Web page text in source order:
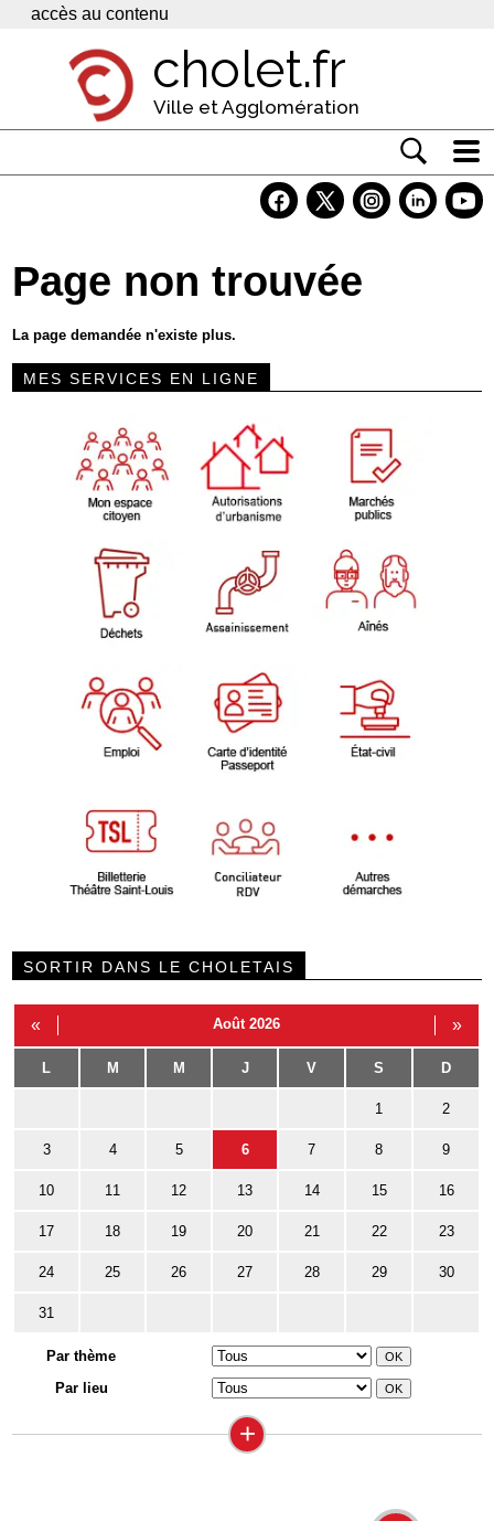
Panneau de gestion des cookies
accès au contenu
cholet.fr
Ville et Agglomération
Economie
Services
Contacts
Page non trouvée
La page demandée n'existe plus.
MES SERVICES EN LIGNE
SORTIR DANS LE CHOLETAIS
« Août 2026 »
L M M J V S D
1 2
3 4 5 6 7 8 9
10 11 12 13 14 15 16
17 18 19 20 21 22 23
24 25 26 27 28 29 30
31
Par thème
Par lieu
+